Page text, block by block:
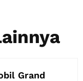
Grand